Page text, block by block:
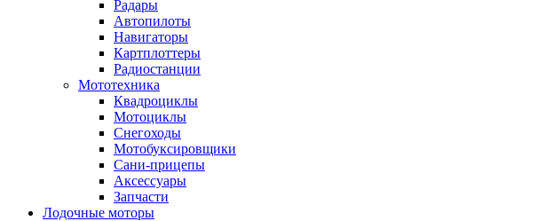
Радары
Автопилоты
Навигаторы
Картплоттеры
Радиостанции
Мототехника
Квадроциклы
Мотоциклы
Снегоходы
Мотобуксировщики
Сани-прицепы
Аксессуары
Запчасти
Лодочные моторы